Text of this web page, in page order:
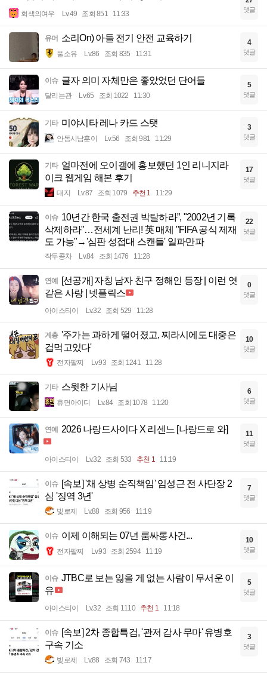
회색의여우 Lv.49 조회 851 11:33 댓글
유머 소리On) 아들 전기 안전 교육하기
풀소유 Lv.86 조회 835 11:31
4
댓글
이슈 글자 의미 자체만은 좋았었던 단어들
달리는관 Lv.65 조회 1022 11:30
5
댓글
기타 미야시타 레나 카드 스탯
안동시남훈이 Lv.56 조회 981 11:29
3
댓글
기타 얼마전에 오이갤에 홍보했던 1인 리니지라
이크 웹게임 해본 후기
대지 Lv.87 조회 1079 추천 1 11:29
17
댓글
이슈 10년간 한국 출전권 박탈하라”, "2002년 기록
삭제하라"…전세계 난리! 英 매체 "FIFA 공식 제재
도 가능"→'심판 성접대 스캔들' 일파만파
작두콩차 Lv.84 조회 1476 11:28
22
댓글
연예
[선공개] 자칭 남자 친구 정해인 등장 | 이런 엿
같은 사랑 | 넷플릭스
아이스티이 Lv.32 조회 529 11:28
0
댓글
계층 '주가는 과하게 떨어졌고, 찌라시에도 대중은
겁먹고있다'
전자팔찌 Lv.93 조회 1241 11:28
10
댓글
기타 스윗한 기사님
휴면아이디 Lv.84 조회 1078 11:20
6
댓글
연예 2026 나랑드사이다 X 리센느 [나랑드로 와]
아이스티이 Lv.32 조회 533 추천 1 11:19
11
댓글
이슈 [속보] '채 상병 순직책임' 임성근 전 사단장 2
심 '징역 3년'
빛로제 Lv.88 조회 956 11:19
7
댓글
이슈 이제 이해되는 07년 룸싸롱사건...
전자팔찌 Lv.93 조회 2594 11:19
10
댓글
이슈 JTBC로 보는 잃을 게 없는 사람이 무서운 이
유
아이스티이 Lv.32 조회 1110 추천 1 11:18
5
댓글
이슈 [속보] 2차 종합특검, '관저 감사 무마' 유병호
구속 기소
빛로제 Lv.88 조회 743 11:17
3
댓글